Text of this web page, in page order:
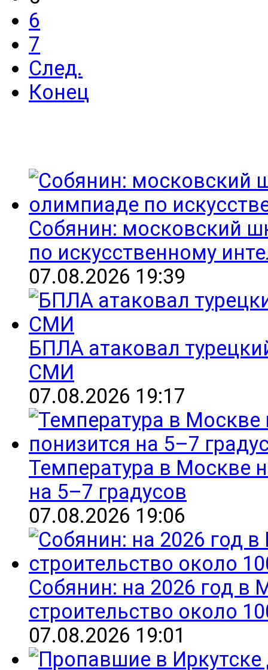
6
7
След.
Конец
Собянин: московский
по искусственному
07.08.2026 19:39
БПЛА атаковал
СМИ
07.08.2026 19:17
Температура в Москве
на 5–7 градусов
07.08.2026 19:06
Собянин: на 2026 год в
строительство около
07.08.2026 19:01